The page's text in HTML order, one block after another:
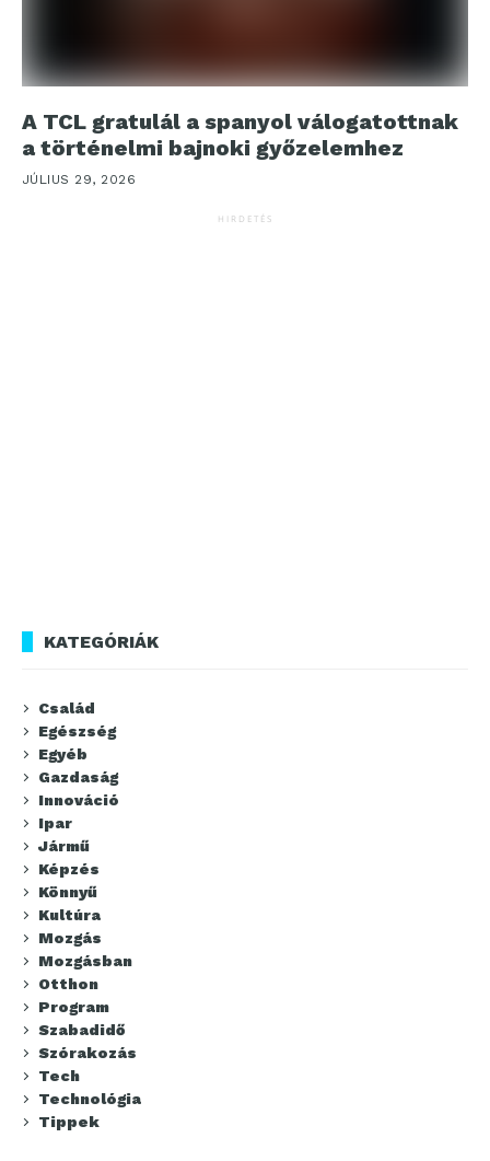
A TCL gratulál a spanyol válogatottnak
a történelmi bajnoki győzelemhez
JÚLIUS 29, 2026
HIRDETÉS
KATEGÓRIÁK
Család
Egészség
Egyéb
Gazdaság
Innováció
Ipar
Jármű
Képzés
Könnyű
Kultúra
Mozgás
Mozgásban
Otthon
Program
Szabadidő
Szórakozás
Tech
Technológia
Tippek